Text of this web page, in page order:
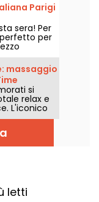
Parigi
sera! Per
per
scelta: un
nel 17°
più
massaggio
si
relax e
L'iconico
momento
altissimo
Cédric
letti